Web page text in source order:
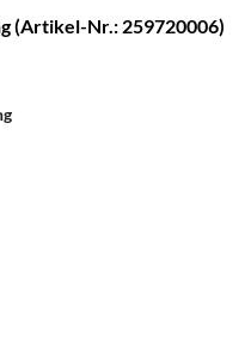
(Artikel-Nr.: 259720006)